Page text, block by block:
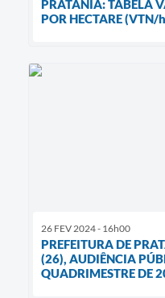
PRATÂNIA: TABELA
POR HECTARE (VTN/
26 FEV 2024 - 16h00
PREFEITURA DE
(26), AUDIÊNCIA
QUADRIMESTRE DE